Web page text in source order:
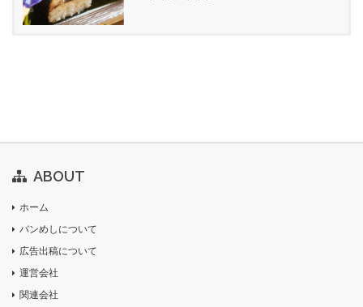
ABOUT
ホーム
バンめしについて
広告出稿について
運営会社
関連会社